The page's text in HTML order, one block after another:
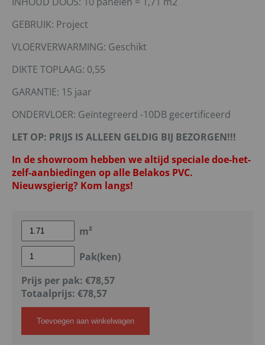
GEBRUIK: Project
VLOERVERWARMING: Geschikt
DIKTE TOPLAAG: 0,55
GARANTIE: 15 jaar
ONDERVLOER: Geïntegreerd -10DB gecertificeerd
LET OP: PRIJS IS ALLEEN GELDIG BIJ BEZORGEN!!!
In de showroom hebben we altijd speciale doe-het-
zelf-aanbiedingen op alle Belakos PVC.
Nieuwsgierig? Kom langs!
m²
Pak(ken)
Prijs per pak: €78,57
Totaalprijs: €78,57
Toevoegen aan winkelwagen